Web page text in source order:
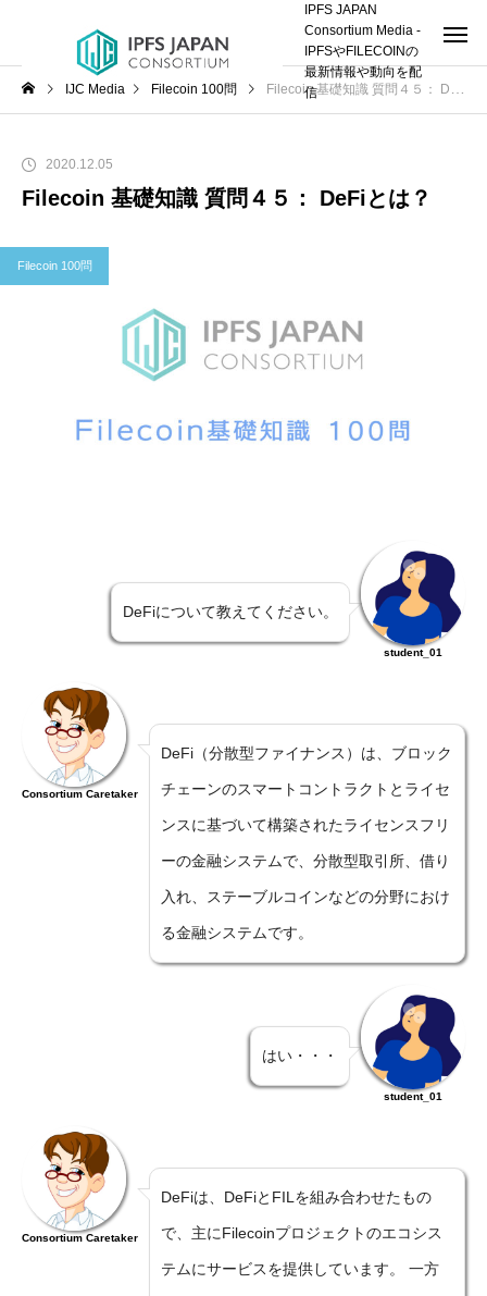
IPFS JAPAN
Consortium Media -
IPFSやFILECOINの
最新情報や動向を配
信
IJC Media Filecoin 100問 Filecoin 基礎知識 質問４５： DeFiとは？
2020.12.05
Filecoin 基礎知識 質問４５： DeFiとは？
Filecoin 100問
DeFiについて教えてください。
student_01
Consortium Caretaker
DeFi（分散型ファイナンス）は、ブロック
チェーンのスマートコントラクトとライセ
ンスに基づいて構築されたライセンスフリ
ーの金融システムで、分散型取引所、借り
入れ、ステーブルコインなどの分野におけ
る金融システムです。
はい・・・
student_01
Consortium Caretaker
DeFiは、DeFiとFILを組み合わせたもの
で、主にFilecoinプロジェクトのエコシス
テムにサービスを提供しています。 一方